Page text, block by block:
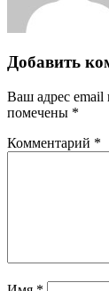
Добавить
Ваш адрес email
помечены *
Комментарий *